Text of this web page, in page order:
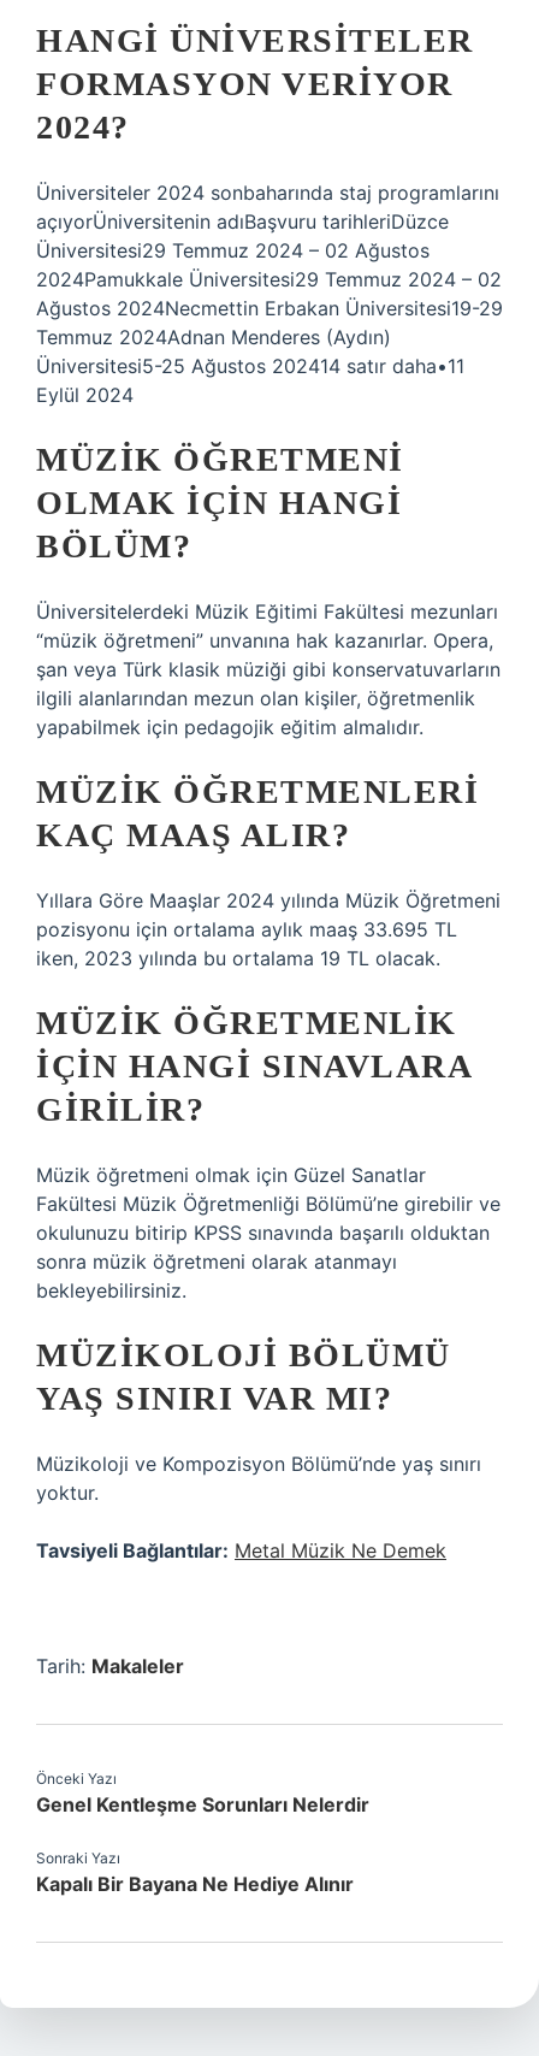
HANGI ÜNIVERSITELER
FORMASYON VERIYOR
2024?
Üniversiteler 2024 sonbaharında staj programlarını
açıyorÜniversitenin adıBaşvuru tarihleriDüzce
Üniversitesi29 Temmuz 2024 – 02 Ağustos
2024Pamukkale Üniversitesi29 Temmuz 2024 – 02
Ağustos 2024Necmettin Erbakan Üniversitesi19-29
Temmuz 2024Adnan Menderes (Aydın)
Üniversitesi5-25 Ağustos 202414 satır daha•11
Eylül 2024
MÜZIK ÖĞRETMENI
OLMAK IÇIN HANGI
BÖLÜM?
Üniversitelerdeki Müzik Eğitimi Fakültesi mezunları
“müzik öğretmeni” unvanına hak kazanırlar. Opera,
şan veya Türk klasik müziği gibi konservatuvarların
ilgili alanlarından mezun olan kişiler, öğretmenlik
yapabilmek için pedagojik eğitim almalıdır.
MÜZIK ÖĞRETMENLERI
KAÇ MAAŞ ALIR?
Yıllara Göre Maaşlar 2024 yılında Müzik Öğretmeni
pozisyonu için ortalama aylık maaş 33.695 TL
iken, 2023 yılında bu ortalama 19 TL olacak.
MÜZIK ÖĞRETMENLIK
IÇIN HANGI SINAVLARA
GIRILIR?
Müzik öğretmeni olmak için Güzel Sanatlar
Fakültesi Müzik Öğretmenliği Bölümü’ne girebilir ve
okulunuzu bitirip KPSS sınavında başarılı olduktan
sonra müzik öğretmeni olarak atanmayı
bekleyebilirsiniz.
MÜZIKOLOJI BÖLÜMÜ
YAŞ SINIRI VAR MI?
Müzikoloji ve Kompozisyon Bölümü’nde yaş sınırı
yoktur.
Tavsiyeli Bağlantılar: Metal Müzik Ne Demek
Tarih: Makaleler
Önceki Yazı
Genel Kentleşme Sorunları Nelerdir
Sonraki Yazı
Kapalı Bir Bayana Ne Hediye Alınır